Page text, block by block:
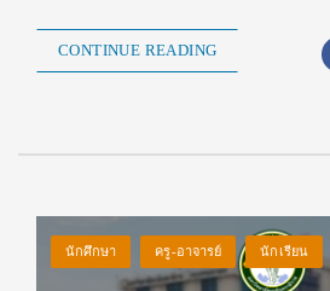
CONTINUE READING
นักศึกษา ครู-อาจารย์ นักเรียน